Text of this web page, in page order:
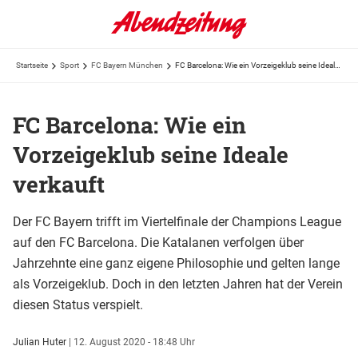
Startseite Sport FC Bayern München
FC Barcelona: Wie ein
Vorzeigeklub seine Ideale
verkauft
Der FC Bayern trifft im Viertelfinale der Champions League
auf den FC Barcelona. Die Katalanen verfolgen über
Jahrzehnte eine ganz eigene Philosophie und gelten lange
als Vorzeigeklub. Doch in den letzten Jahren hat der Verein
diesen Status verspielt.
Julian Huter | 12. August 2020 - 18:48 Uhr